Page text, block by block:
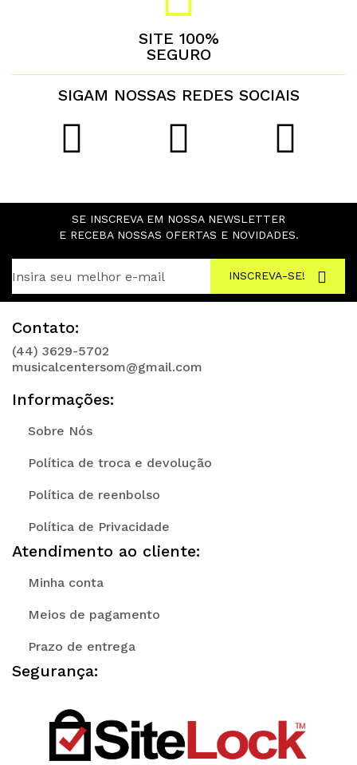
SITE 100%
SEGURO
SIGAM NOSSAS REDES SOCIAIS
SE INSCREVA EM NOSSA NEWSLETTER
E RECEBA NOSSAS OFERTAS E NOVIDADES.
INSCREVA-SE!
Contato:
(44) 3629-5702
musicalcentersom@gmail.com
Informações:
Sobre Nós
Política de troca e devolução
Política de reenbolso
Política de Privacidade
Atendimento ao cliente:
Minha conta
Meios de pagamento
Prazo de entrega
Segurança: